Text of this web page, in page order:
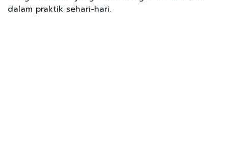
dalam praktik sehari-hari.